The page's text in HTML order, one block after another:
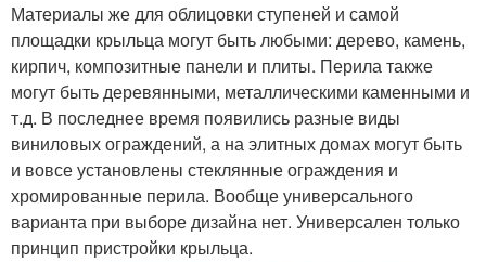
Материалы же для облицовки ступеней и самой
площадки крыльца могут быть любыми: дерево, камень,
кирпич, композитные панели и плиты. Перила также
могут быть деревянными, металлическими каменными и
т.д. В последнее время появились разные виды
виниловых ограждений, а на элитных домах могут быть
и вовсе установлены стеклянные ограждения и
хромированные перила. Вообще универсального
варианта при выборе дизайна нет. Универсален только
принцип пристройки крыльца.